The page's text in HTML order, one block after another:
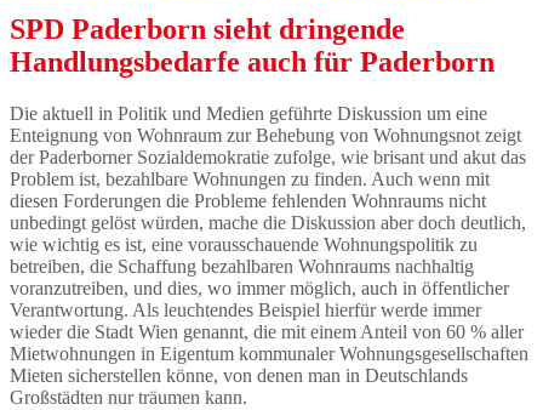
SPD Paderborn sieht dringende
Handlungsbedarfe auch für Paderborn
Die aktuell in Politik und Medien geführte Diskussion um eine
Enteignung von Wohnraum zur Behebung von Wohnungsnot zeigt
der Paderborner Sozialdemokratie zufolge, wie brisant und akut das
Problem ist, bezahlbare Wohnungen zu finden. Auch wenn mit
diesen Forderungen die Probleme fehlenden Wohnraums nicht
unbedingt gelöst würden, mache die Diskussion aber doch deutlich,
wie wichtig es ist, eine vorausschauende Wohnungspolitik zu
betreiben, die Schaffung bezahlbaren Wohnraums nachhaltig
voranzutreiben, und dies, wo immer möglich, auch in öffentlicher
Verantwortung. Als leuchtendes Beispiel hierfür werde immer
wieder die Stadt Wien genannt, die mit einem Anteil von 60 % aller
Mietwohnungen in Eigentum kommunaler Wohnungsgesellschaften
Mieten sicherstellen könne, von denen man in Deutschlands
Großstädten nur träumen kann.